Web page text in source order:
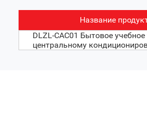
Название
DLZL-CAC01 Бытовое
центральному